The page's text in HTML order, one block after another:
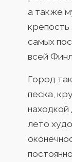
а также
крепость
самых
всей
Город
песка,
лето